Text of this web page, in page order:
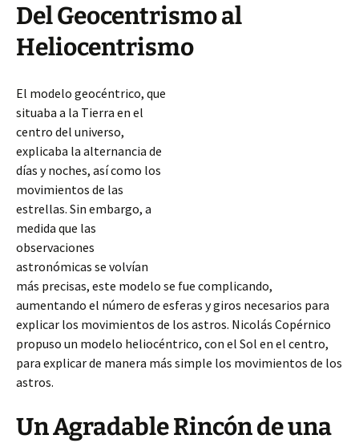
Del Geocentrismo al
Heliocentrismo
El modelo geocéntrico, que
situaba a la Tierra en el
centro del universo,
explicaba la alternancia de
días y noches, así como los
movimientos de las
estrellas. Sin embargo, a
medida que las
observaciones
astronómicas se volvían
más precisas, este modelo se fue complicando,
aumentando el número de esferas y giros necesarios para
explicar los movimientos de los astros. Nicolás Copérnico
propuso un modelo heliocéntrico, con el Sol en el centro,
para explicar de manera más simple los movimientos de los
astros.
Un Agradable Rincón de una